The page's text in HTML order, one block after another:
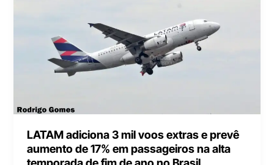
LATAM adiciona 3 mil voos extras e prevê
aumento de 17% em passageiros na alta